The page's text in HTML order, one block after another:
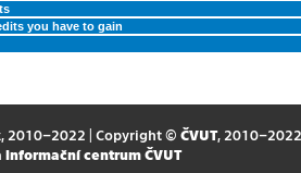
you have to gain
, 2010–2022 | Copyright © ČVUT, 2010–2022
informační centrum ČVUT